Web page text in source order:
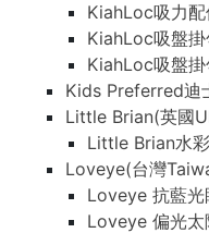
KiahLoc吸力
KiahLoc吸盤
KiahLoc吸盤
Kids Preferred迪
Little Brian(英國
Little Brian水
Loveye(台灣
Loveye 抗藍光
Loveye 偏光太